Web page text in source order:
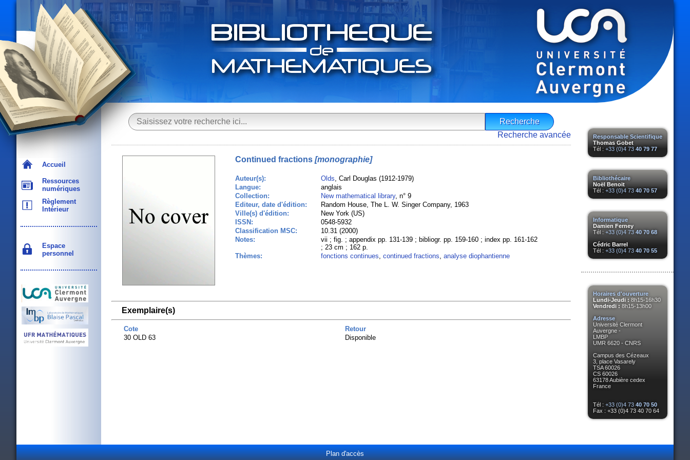
Accueil
Ressources
numériques
Règlement
Intérieur
Espace
personnel
Responsable Scientifique
Thomas Gobet
Tél : +33 (0)4 73 40 79 77
Bibliothécaire
Noël Benoit
Tél : +33 (0)4 73 40 70 57
Informatique
Damien Ferney
Tél : +33 (0)4 73 40 70 68
Cédric Barrel
Tél : +33 (0)4 73 40 70 55
Horaires d'ouverture
Lundi-Jeudi : 8h15-16h30
Vendredi : 8h15-13h00
Adresse
Université Clermont
Auvergne -
LMBP
UMR 6620 - CNRS
Campus des Cézeaux
3, place Vasarely
TSA 60026
CS 60026
63178 Aubière cedex
France
Tél : +33 (0)4 73 40 70 50
Fax : +33 (0)4 73 40 70 64
Recherche avancée
Continued fractions[monographie]
Auteur(s): Olds, Carl Douglas (1912-1979)
Langue:
anglais
Collection:
New mathematical library, n° 9
Editeur, date d'édition:
Random House, The L. W. Singer Company, 1963
Ville(s) d'édition:
New York (US)
ISSN:
0548-5932
Classification MSC:
10.31 (2000)
Notes:
vii ; fig. ; appendix pp. 131-139 ; bibliogr. pp. 159-160 ; index pp. 161-162
; 23 cm ; 162 p.
Thèmes:
fonctions continues, continued fractions, analyse diophantienne
Exemplaire(s)
Cote
Retour
30 OLD 63
Disponible
Plan d'accès